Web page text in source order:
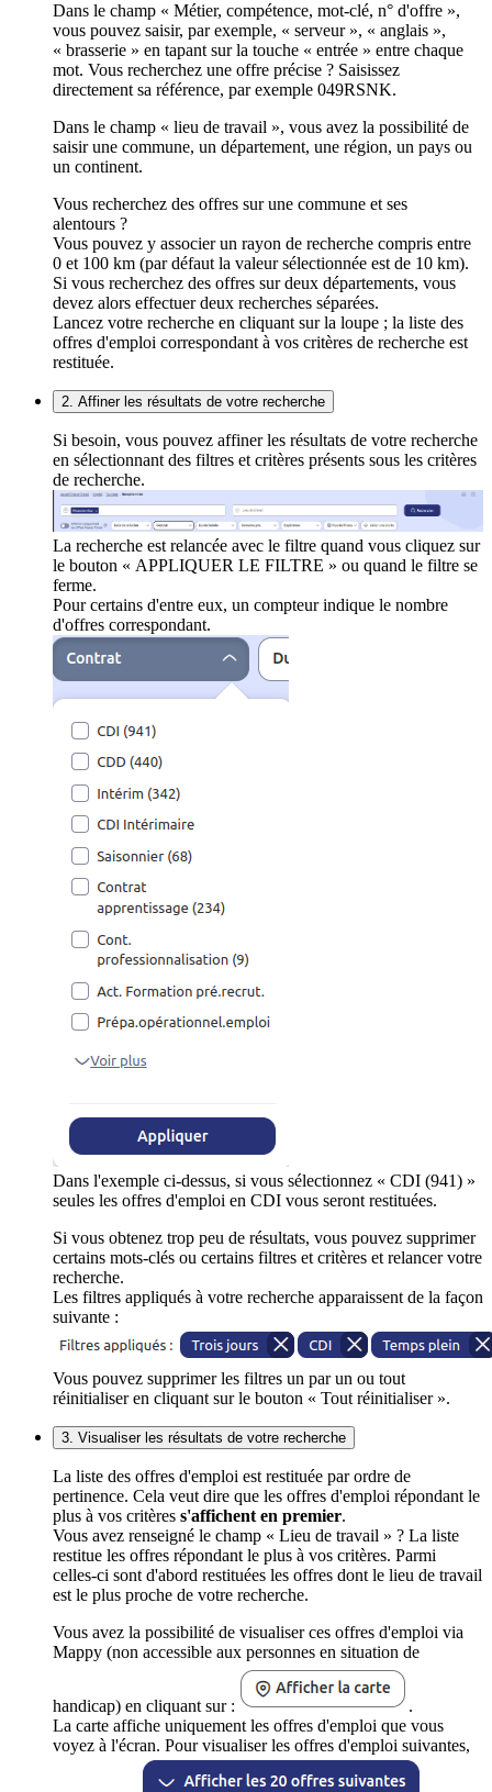
Dans le champ « Métier, compétence, mot-clé, n° d'offre »,
vous pouvez saisir, par exemple, « serveur », « anglais »,
« brasserie » en tapant sur la touche « entrée » entre chaque
mot. Vous recherchez une offre précise ? Saisissez
directement sa référence, par exemple 049RSNK.
Dans le champ « lieu de travail », vous avez la possibilité de
saisir une commune, un département, une région, un pays ou
un continent.
Vous recherchez des offres sur une commune et ses
alentours ?
Vous pouvez y associer un rayon de recherche compris entre
0 et 100 km (par défaut la valeur sélectionnée est de 10 km).
Si vous recherchez des offres sur deux départements, vous
devez alors effectuer deux recherches séparées.
Lancez votre recherche en cliquant sur la loupe ; la liste des
offres d'emploi correspondant à vos critères de recherche est
restituée.
2. Affiner les résultats de votre recherche
Si besoin, vous pouvez affiner les résultats de votre recherche
en sélectionnant des filtres et critères présents sous les critères
de recherche.
La recherche est relancée avec le filtre quand vous cliquez sur
le bouton « APPLIQUER LE FILTRE » ou quand le filtre se
ferme.
Pour certains d'entre eux, un compteur indique le nombre
d'offres correspondant.
Dans l'exemple ci-dessus, si vous sélectionnez « CDI (941) »
seules les offres d'emploi en CDI vous seront restituées.
Si vous obtenez trop peu de résultats, vous pouvez supprimer
certains mots-clés ou certains filtres et critères et relancer votre
recherche.
Les filtres appliqués à votre recherche apparaissent de la façon
suivante :
Vous pouvez supprimer les filtres un par un ou tout
réinitialiser en cliquant sur le bouton « Tout réinitialiser ».
3. Visualiser les résultats de votre recherche
La liste des offres d'emploi est restituée par ordre de
pertinence. Cela veut dire que les offres d'emploi répondant le
plus à vos critères s'affichent en premier.
Vous avez renseigné le champ « Lieu de travail » ? La liste
restitue les offres répondant le plus à vos critères. Parmi
celles-ci sont d'abord restituées les offres dont le lieu de travail
est le plus proche de votre recherche.
Vous avez la possibilité de visualiser ces offres d'emploi via
Mappy (non accessible aux personnes en situation de
handicap) en cliquant sur :
.
La carte affiche uniquement les offres d'emploi que vous
voyez à l'écran. Pour visualiser les offres d'emploi suivantes,